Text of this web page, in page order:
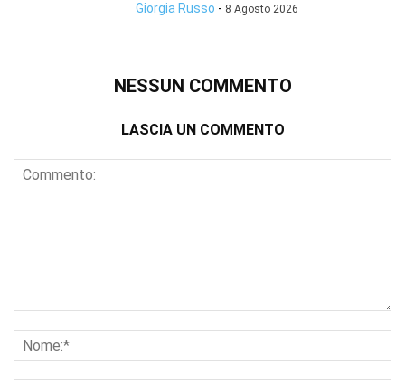
Giorgia Russo - 8 Agosto 2026
NESSUN COMMENTO
LASCIA UN COMMENTO